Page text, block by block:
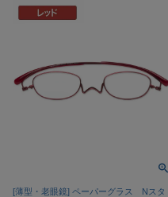
[薄型・老眼鏡] ペーパーグラス Nスタ